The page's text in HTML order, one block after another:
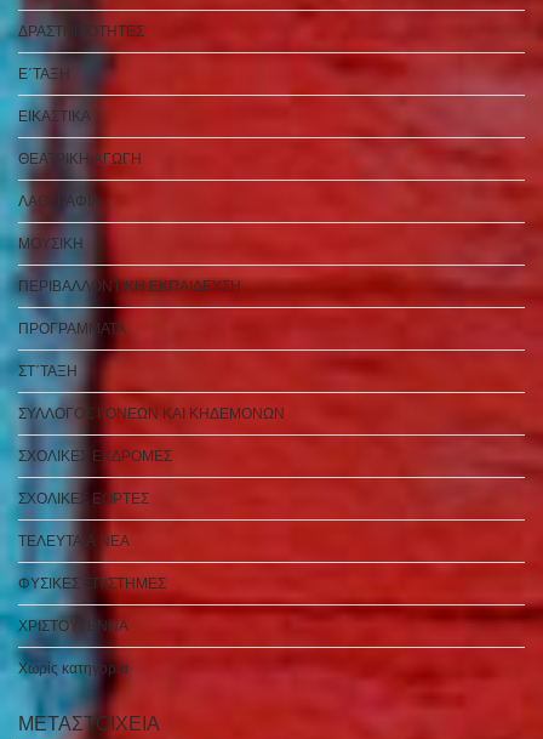
ΔΡΑΣΤΗΡΙΟΤΗΤΕΣ
Ε΄ΤΑΞΗ
ΕΙΚΑΣΤΙΚΑ
ΘΕΑΤΡΙΚΗ ΑΓΩΓΗ
ΛΑΟΓΡΑΦΙΑ
ΜΟΥΣΙΚΗ
ΠΕΡΙΒΑΛΛΟΝΤΙΚΗ ΕΚΠΑΙΔΕΥΣΗ
ΠΡΟΓΡΑΜΜΑΤΑ
ΣΤ΄ΤΑΞΗ
ΣΥΛΛΟΓΟΣ ΓΟΝΕΩΝ ΚΑΙ ΚΗΔΕΜΟΝΩΝ
ΣΧΟΛΙΚΕΣ ΕΚΔΡΟΜΕΣ
ΣΧΟΛΙΚΕΣ ΕΟΡΤΕΣ
ΤΕΛΕΥΤΑΙΑ ΝΕΑ
ΦΥΣΙΚΕΣ ΕΠΙΣΤΗΜΕΣ
ΧΡΙΣΤΟΥΓΕΝΝΑ
Χωρίς κατηγορία
ΜΕΤΑΣΤΟΙΧΕΊΑ